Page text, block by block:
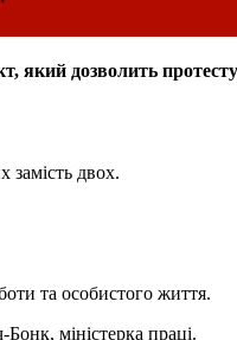
який дозволить
двох.
та особистого життя.
міністерка праці.